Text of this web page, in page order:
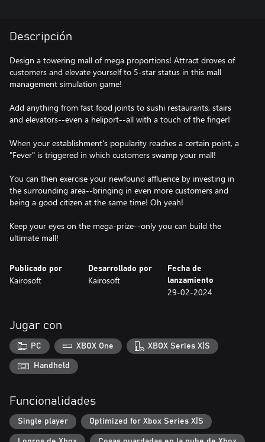
Descripción
Design a towering mall of mega proportions! Attract droves of
customers and elevate yourself to 5-star status in this mall
management simulation game!
Add anything from fast food joints to sushi restaurants, stairs
and elevators--even a heliport--all with a touch of the finger!
When your establishment's popularity reaches a certain point, a
"Fever" is triggered in which customers swamp your mall!
You can then exercise your newfound affluence by investing in
the surrounding area--bringing in even more customers and
being a good citizen at the same time! Oh yeah!
Keep your eyes on the mega-prize--only you can build the
ultimate mall!
Publicado por
Kairosoft
Desarrollado por
Kairosoft
Fecha de
lanzamiento
29-02-2024
Jugar con
PC XBOX One XBOX Series X|S
Handheld
Funcionalidades
Single player Optimized for Xbox Series X|S